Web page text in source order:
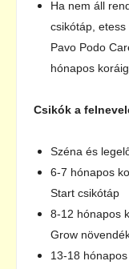
Ha nem áll
csikótáp,
Pavo Podo
hónapos koráig
Csikók a
Széna és
6-7 hónapos
Start csikótáp
8-12 hónapos
Grow
13-18